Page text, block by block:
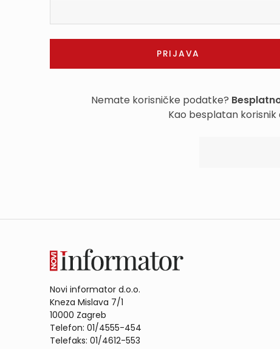
Nemate korisničke podatke?
Kao besplatan
Novi informator d.o.o.
Kneza Mislava 7/1
10000 Zagreb
Telefon: 01/4555-454
Telefaks: 01/4612-553